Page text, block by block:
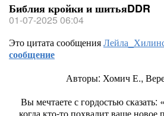
Библия кройки и шитьяDDR
01-07-2025 06:04
Это цитата сообщения
сообщение
Авторы: Хомич Е.,
Вы мечтаете с гордостью